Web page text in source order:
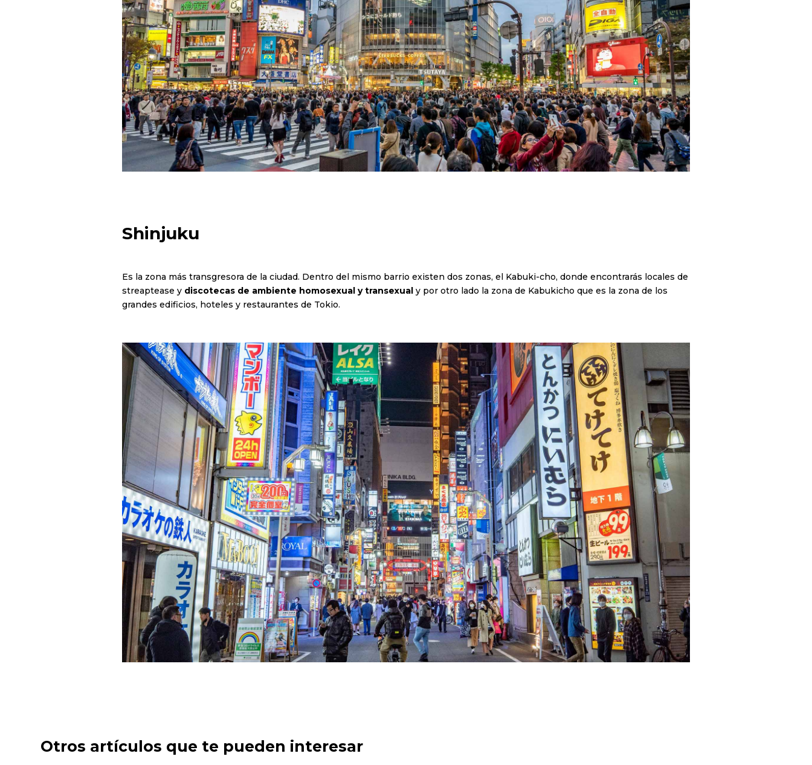
Shinjuku
Es la zona más transgresora de la ciudad. Dentro del mismo barrio existen dos zonas, el Kabuki-cho, donde encontrarás locales de
streaptease y discotecas de ambiente homosexual y transexualy por otro lado la zona de Kabukicho que es la zona de los
grandes edificios, hoteles y restaurantes de Tokio.
Otros artículos que te pueden interesar